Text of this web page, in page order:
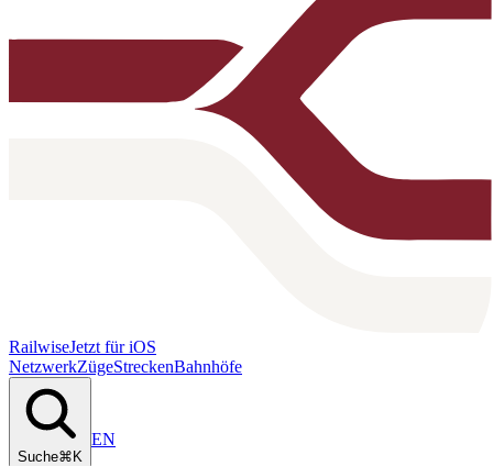
RailwiseJetzt für iOS
NetzwerkZügeStreckenBahnhöfe
Suche⌘K
EN